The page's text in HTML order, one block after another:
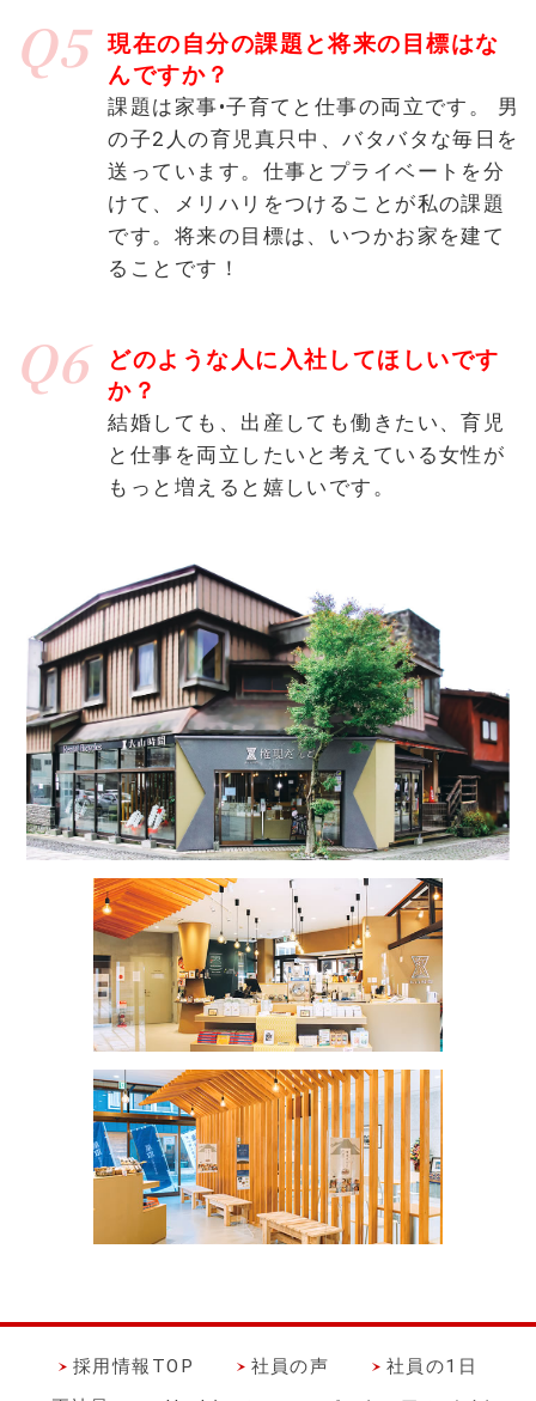
Q5
現在の自分の課題と将来の目標はな
んですか？
課題は家事•子育てと仕事の両立です。 男
の子2人の育児真只中、バタバタな毎日を
送っています。仕事とプライベートを分
けて、メリハリをつけることが私の課題
です。将来の目標は、いつかお家を建て
ることです！
Q6
どのような人に入社してほしいです
か？
結婚しても、出産しても働きたい、育児
と仕事を両立したいと考えている女性が
もっと増えると嬉しいです。
採用情報TOP 社員の声
社員の1日